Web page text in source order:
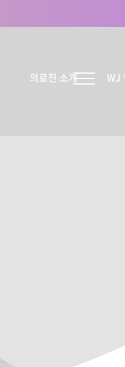
의료진 소개 WJ